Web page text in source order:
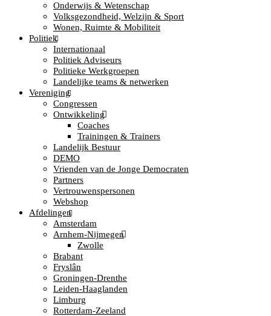
Onderwijs & Wetenschap
Volksgezondheid, Welzijn & Sport
Wonen, Ruimte & Mobiliteit
Politiek
Internationaal
Politiek Adviseurs
Politieke Werkgroepen
Landelijke teams & netwerken
Vereniging
Congressen
Ontwikkeling
Coaches
Trainingen & Trainers
Landelijk Bestuur
DEMO
Vrienden van de Jonge Democraten
Partners
Vertrouwenspersonen
Webshop
Afdelingen
Amsterdam
Arnhem-Nijmegen
Zwolle
Brabant
Fryslân
Groningen-Drenthe
Leiden-Haaglanden
Limburg
Rotterdam-Zeeland